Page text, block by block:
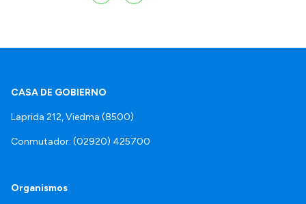
CASA DE GOBIERNO
Laprida 212, Viedma (8500)
Conmutador: (02920) 425700
Organismos